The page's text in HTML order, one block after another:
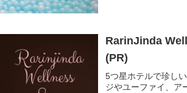
RarinJinda
(PR)
5つ星ホテルで珍し
ジやユーファイ、ア